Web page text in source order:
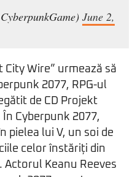
June 2,
Wire” urmează să
2077, RPG-ul
de CD Projekt
Cyberpunk 2077,
pielea lui V, un soi de
celor înstăriți din
Keanu Reeves